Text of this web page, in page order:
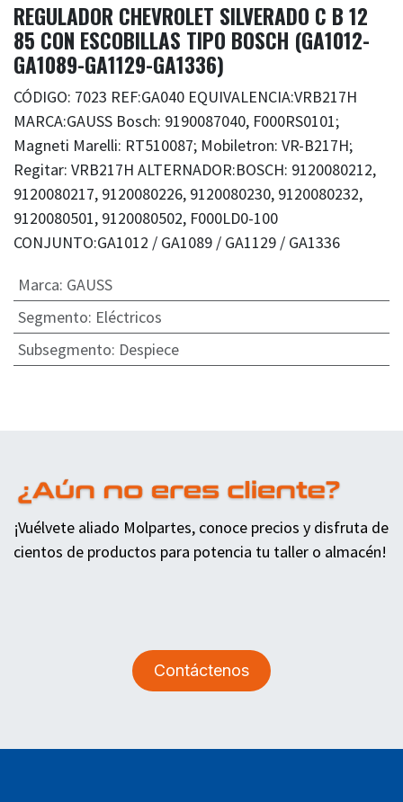
REGULADOR CHEVROLET SILVERADO C B 12
85 CON ESCOBILLAS TIPO BOSCH (GA1012-
GA1089-GA1129-GA1336)
CÓDIGO: 7023 REF:GA040 EQUIVALENCIA:VRB217H
MARCA:GAUSS Bosch: 9190087040, F000RS0101;
Magneti Marelli: RT510087; Mobiletron: VR-B217H;
Regitar: VRB217H ALTERNADOR:BOSCH: 9120080212,
9120080217, 9120080226, 9120080230, 9120080232,
9120080501, 9120080502, F000LD0-100
CONJUNTO:GA1012 / GA1089 / GA1129 / GA1336
Marca: GAUSS
Segmento: Eléctricos
Subsegmento: Despiece
¡Vuélvete aliado Molpartes, conoce precios y disfruta de
cientos de productos para potencia tu taller o almacén!
Contáctenos